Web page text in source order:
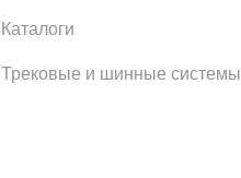
Каталоги
Трековые и шинные системы